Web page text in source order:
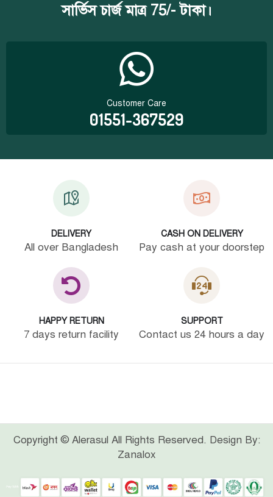
সার্ভিস চার্জ মাত্র 75/- টাকা।
Customer Care
01551-367529
DELIVERY
All over Bangladesh
CASH ON DELIVERY
Pay cash at your doorstep
HAPPY RETURN
7 days return facility
SUPPORT
Contact us 24 hours a day
Copyright © Alerasul All Rights Reserved. Design By:
Zanalox